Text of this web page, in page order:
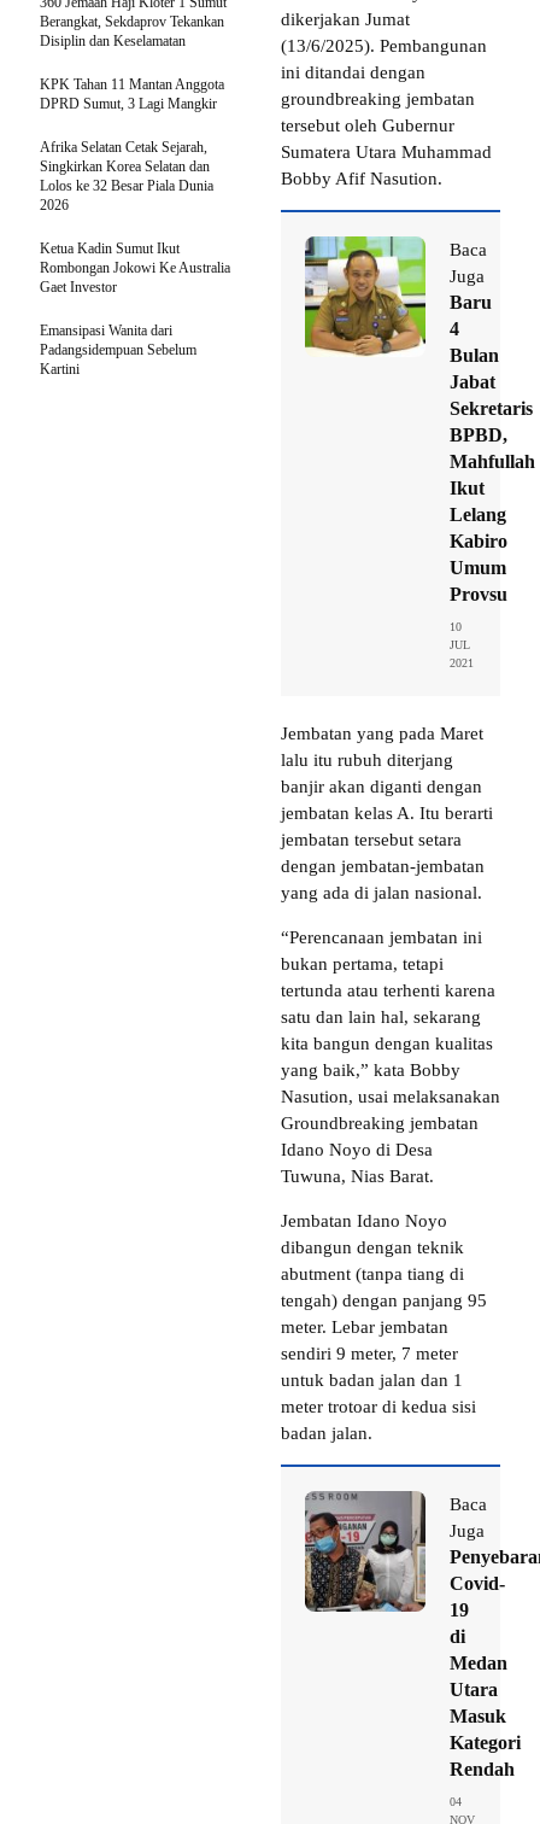
dikerjakan Jumat
(13/6/2025). Pembangunan
ini ditandai dengan
groundbreaking jembatan
tersebut oleh Gubernur
Sumatera Utara Muhammad
Bobby Afif Nasution.
Baca
Juga
Baru
4
Bulan
Jabat
Sekretaris
BPBD,
Mahfullah
Ikut
Lelang
Kabiro
Umum
Provsu
10
JUL
2021
Jembatan yang pada Maret
lalu itu rubuh diterjang
banjir akan diganti dengan
jembatan kelas A. Itu berarti
jembatan tersebut setara
dengan jembatan-jembatan
yang ada di jalan nasional.
“Perencanaan jembatan ini
bukan pertama, tetapi
tertunda atau terhenti karena
satu dan lain hal, sekarang
kita bangun dengan kualitas
yang baik,” kata Bobby
Nasution, usai melaksanakan
Groundbreaking jembatan
Idano Noyo di Desa
Tuwuna, Nias Barat.
Jembatan Idano Noyo
dibangun dengan teknik
abutment (tanpa tiang di
tengah) dengan panjang 95
meter. Lebar jembatan
sendiri 9 meter, 7 meter
untuk badan jalan dan 1
meter trotoar di kedua sisi
badan jalan.
Baca
Juga
Covid-
19
di
Medan
Utara
Masuk
Kategori
Rendah
04
NOV
Berangkat, Sekdaprov Tekankan
Disiplin dan Keselamatan
KPK Tahan 11 Mantan Anggota
DPRD Sumut, 3 Lagi Mangkir
Afrika Selatan Cetak Sejarah,
Singkirkan Korea Selatan dan
Lolos ke 32 Besar Piala Dunia
2026
Ketua Kadin Sumut Ikut
Rombongan Jokowi Ke Australia
Gaet Investor
Emansipasi Wanita dari
Padangsidempuan Sebelum
Kartini